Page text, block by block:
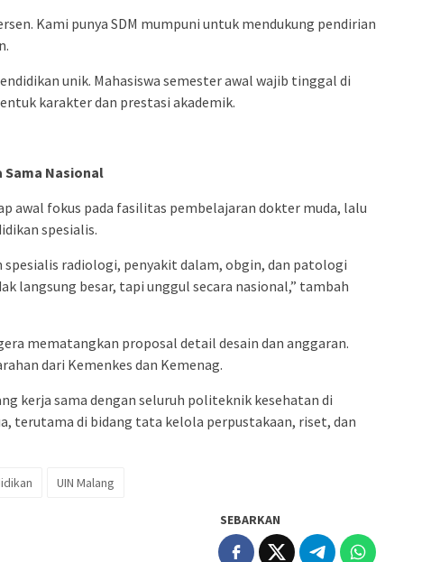
Kami punya SDM mumpuni untuk mendukung pendirian
unik. Mahasiswa semester awal wajib tinggal di
karakter dan prestasi akademik.
Sama Nasional
awal fokus pada fasilitas pembelajaran dokter muda, lalu
spesialis.
spesialis radiologi, penyakit dalam, obgin, dan patologi
langsung besar, tapi unggul secara nasional,” tambah
mematangkan proposal detail desain dan anggaran.
dari Kemenkes dan Kemenag.
kerja sama dengan seluruh politeknik kesehatan di
terutama di bidang tata kelola perpustakaan, riset, dan
UIN Malang
SEBARKAN